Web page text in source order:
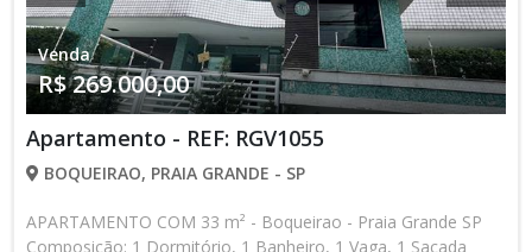
descubra seu novo lar no Tucuruvi!
Venda
R$ 269.000,00
Apartamento - REF: RGV1055
BOQUEIRAO, PRAIA GRANDE - SP
APARTAMENTO COM 33 m² - Boqueirao - Praia Grande SP
Composição: 1 Dormitório, 1 Banheiro, 1 Vaga, 1 Sacada